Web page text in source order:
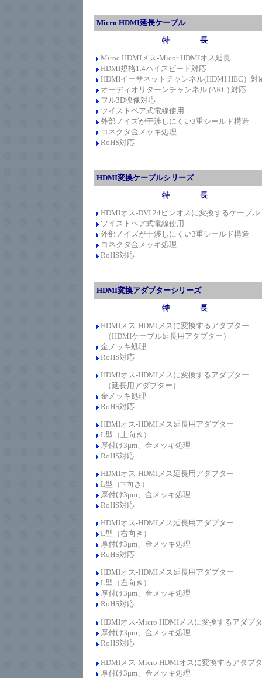
Micro HDMI延長ケーブル
特 長
Miroc HDMIメス-Micor HDMIオス延長
HDMI規格1.4ハイスピード対応
HDMIイーサネットチャンネル(HDMI HEC）対
オーディオリターンチャンネル (ARC) 対応
フル3D映像対応
ツイストペア式電線使用
外部ノイズが干渉しにくい3重シールド構造
コネクタ金メッキ処理
RoHS対応
HDMI変換ケーブルシリーズ
特 長
HDMIオス-DVI 24ピンオスに変換するケーブル
ツイストペア式電線使用
外部ノイズが干渉しにくい3重シールド構造
コネクタ金メッキ処理
RoHS対応
HDMI変換アダプターシリーズ
特 長
HDMIメス-HDMIメスに変換するアダプター
（HDMIケーブル延長用アダプター）
金メッキ処理
RoHS対応
HDMIオス-HDMIメスに変換するアダプター
（延長用アダプター）
金メッキ処理
RoHS対応
HDMIオス-HDMIメス延長用アダプター
L型（上向き）
厚付け3μm、 金メッキ処理
RoHS対応
HDMIオス-HDMIメス延長用アダプター
L型（下向き）
厚付け3μm、 金メッキ処理
RoHS対応
HDMIオス-HDMIメス延長用アダプター
L型（右向き）
厚付け3μm、 金メッキ処理
RoHS対応
HDMIオス-HDMIメス延長用アダプター
L型（左向き）
厚付け3μm、 金メッキ処理
RoHS対応
HDMIオス-Micro HDMIメスに変換するアダプ
厚付け3μm、 金メッキ処理
RoHS対応
HDMIメス-Micro HDMIオスに変換するアダプ
厚付け3μm、 金メッキ処理